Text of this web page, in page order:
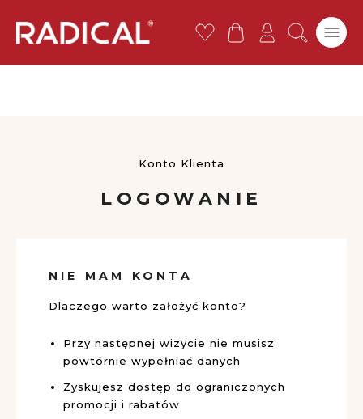
Darmowa standardowa dostawa w POLSCE dla zamówień o
wartości powyżej 119 zł
Przejdź
nas
Konto Klienta
LOGOWANIE
NIE MAM KONTA
Dlaczego warto założyć konto?
Przy następnej wizycie nie musisz
powtórnie wypełniać danych
Zyskujesz dostęp do ograniczonych
promocji i rabatów